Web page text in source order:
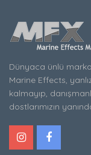
Dünyaca ünlü
Marine Effects,
kalmayıp,
dostlarımızın